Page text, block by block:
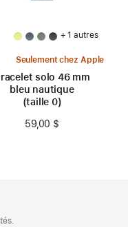
+ 1 autres
Seulement chez Apple
solo 46 mm
bleu nautique
(taille 0)
59,00 $